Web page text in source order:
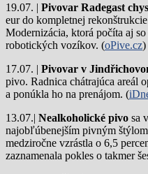
19.07. | Pivovar Radegast
eur do kompletnej
Modernizácia, ktorá počíta aj
robotických vozíkov. (oPive.cz)
17.07. | Pivovar v
pivo. Radnica chátrajúca areál
a ponúkla ho na prenájom. (
13.07.| Nealkoholické pivo sa
najobľúbenejším pivným
medziročne vzrástla o 6,5
zaznamenala pokles o takmer